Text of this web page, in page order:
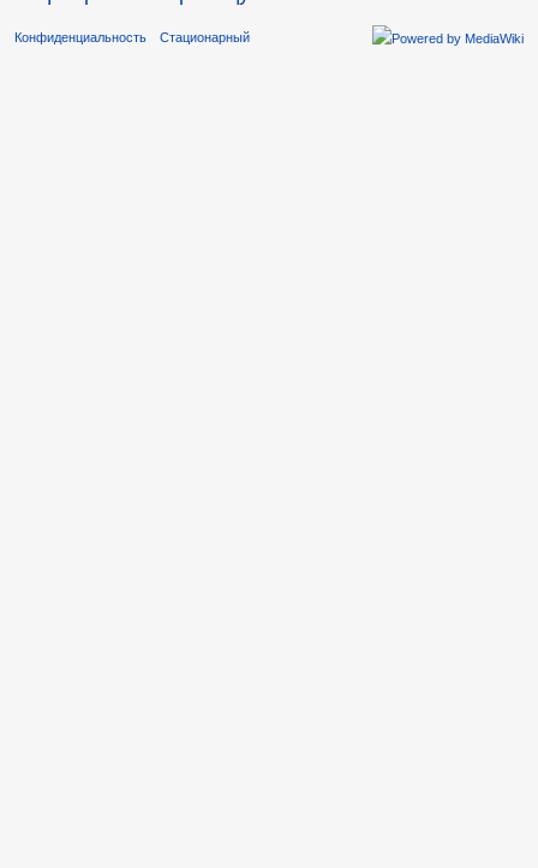
Конфиденциальность Стационарный